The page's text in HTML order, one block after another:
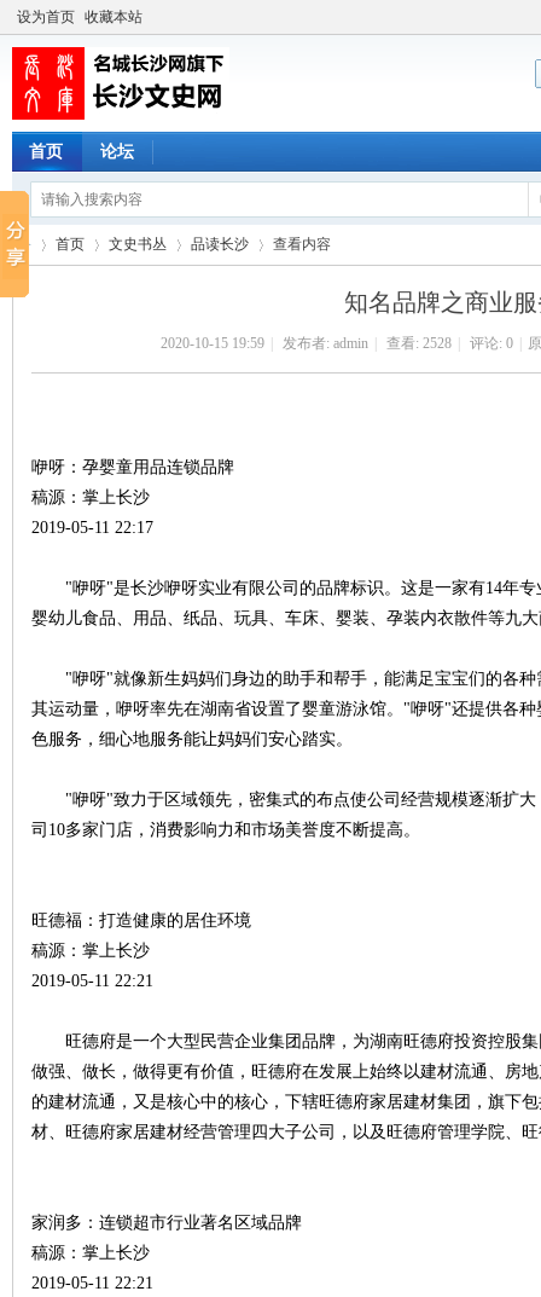
设为首页 收藏本站
首页 论坛
首页 文史书丛
›
品读长沙
›
查看内容
知名品牌之商业
2020-10-15 19:59 发布者: admin 查看: 2528 评论: 0
咿呀：孕婴童用品连锁品牌
稿源：掌上长沙
2019-05-11 22:17
"咿呀"是长沙咿呀实业有限公司的品牌标识。这是一家有14年专
婴幼儿食品、用品、纸品、玩具、车床、婴装、孕装内衣散件等九
"咿呀"就像新生妈妈们身边的助手和帮手，能满足宝宝们的各种
其运动量，咿呀率先在湖南省设置了婴童游泳馆。"咿呀"还提供各
色服务，细心地服务能让妈妈们安心踏实。
"咿呀"致力于区域领先，密集式的布点使公司经营规模逐渐扩大
司10多家门店，消费影响力和市场美誉度不断提高。
旺德福：打造健康的居住环境
稿源：掌上长沙
2019-05-11 22:21
旺德府是一个大型民营企业集团品牌，为湖南旺德府投资控股集
做强、做长，做得更有价值，旺德府在发展上始终以建材流通、房
的建材流通，又是核心中的核心，下辖旺德府家居建材集团，旗下
材、旺德府家居建材经营管理四大子公司，以及旺德府管理学院、
家润多：连锁超市行业著名区域品牌
稿源：掌上长沙
2019-05-11 22:21